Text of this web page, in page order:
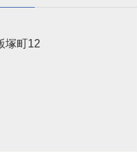
塚町12